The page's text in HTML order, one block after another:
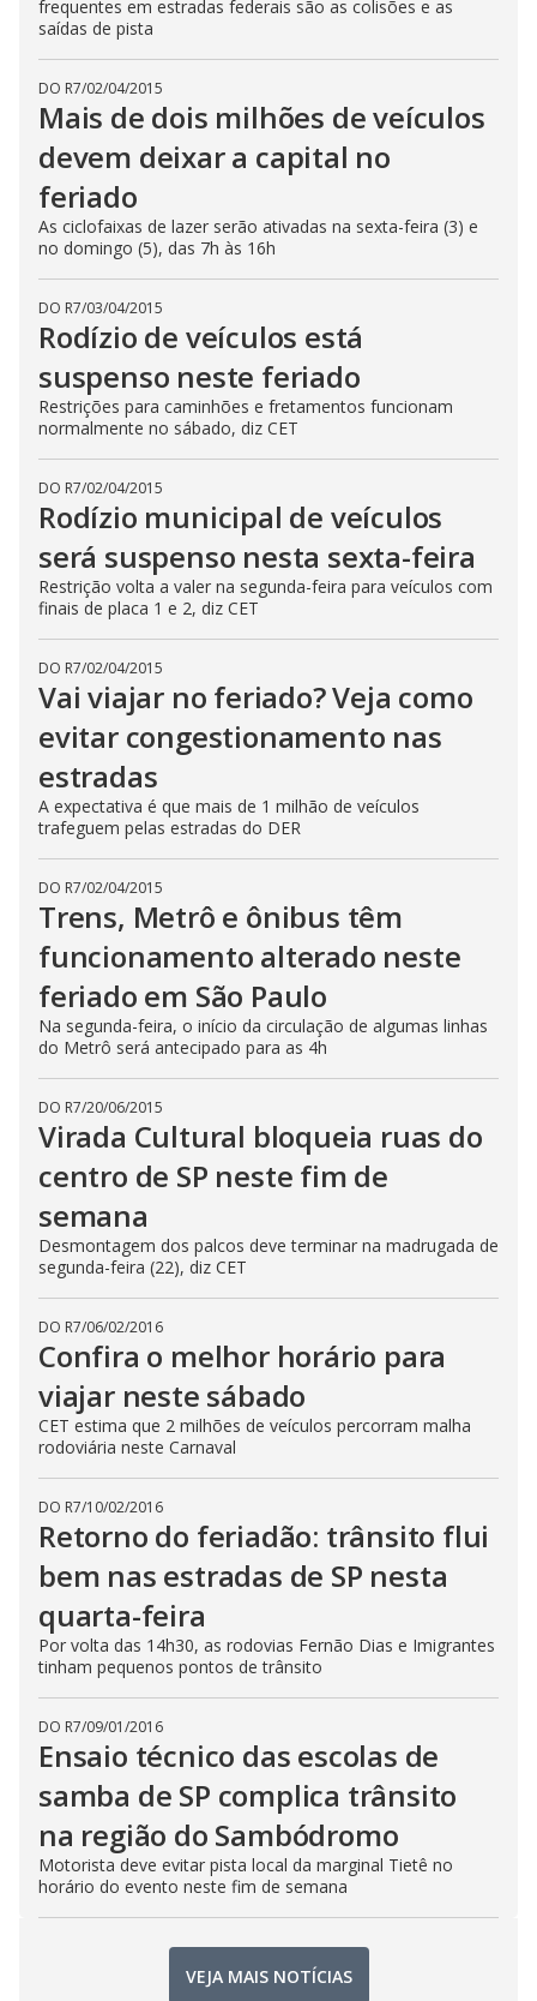
frequentes em estradas federais são as colisões e as
saídas de pista
DO R7/02/04/2015
Mais de dois milhões de veículos
devem deixar a capital no
feriado
As ciclofaixas de lazer serão ativadas na sexta-feira (3) e
no domingo (5), das 7h às 16h
DO R7/03/04/2015
Rodízio de veículos está
suspenso neste feriado
Restrições para caminhões e fretamentos funcionam
normalmente no sábado, diz CET
DO R7/02/04/2015
Rodízio municipal de veículos
será suspenso nesta sexta-feira
Restrição volta a valer na segunda-feira para veículos com
finais de placa 1 e 2, diz CET
DO R7/02/04/2015
Vai viajar no feriado? Veja como
evitar congestionamento nas
estradas
A expectativa é que mais de 1 milhão de veículos
trafeguem pelas estradas do DER
DO R7/02/04/2015
Trens, Metrô e ônibus têm
funcionamento alterado neste
feriado em São Paulo
Na segunda-feira, o início da circulação de algumas linhas
do Metrô será antecipado para as 4h
DO R7/20/06/2015
Virada Cultural bloqueia ruas do
centro de SP neste fim de
semana
Desmontagem dos palcos deve terminar na madrugada de
segunda-feira (22), diz CET
DO R7/06/02/2016
Confira o melhor horário para
viajar neste sábado
CET estima que 2 milhões de veículos percorram malha
rodoviária neste Carnaval
DO R7/10/02/2016
Retorno do feriadão: trânsito flui
bem nas estradas de SP nesta
quarta-feira
Por volta das 14h30, as rodovias Fernão Dias e Imigrantes
tinham pequenos pontos de trânsito
DO R7/09/01/2016
Ensaio técnico das escolas de
samba de SP complica trânsito
na região do Sambódromo
Motorista deve evitar pista local da marginal Tietê no
horário do evento neste fim de semana
VEJA MAIS NOTÍCIAS